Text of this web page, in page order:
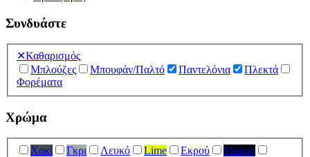
Συνδυάστε
✕Καθαρισμός
Μπλούζες
Μπουφάν/Παλτό Παντελόνια
Πλεκτά
Φορέματα
Χρώμα
Χακί Γκρι Λευκό Lime Εκρού
Μαύρο